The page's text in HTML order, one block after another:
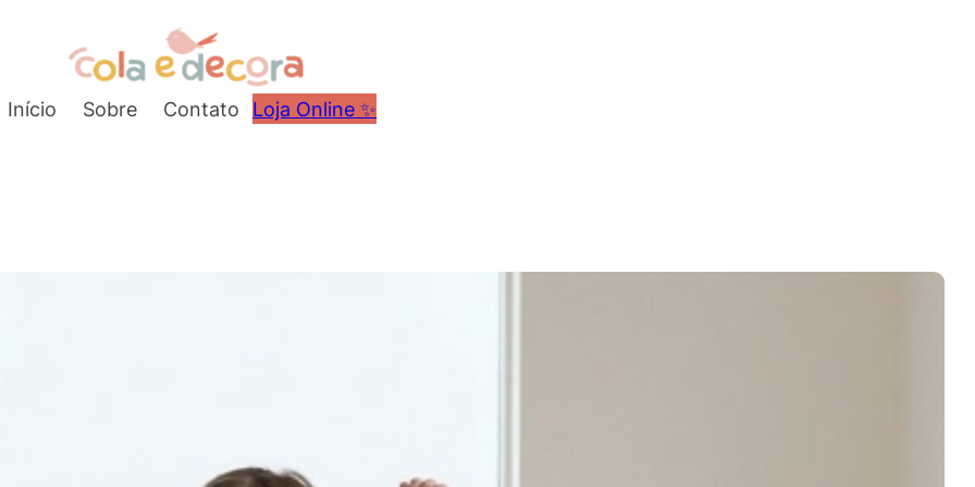
Início Sobre Contato Loja Online ✨